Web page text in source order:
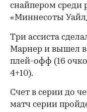
снайпером среди
«Миннесоты
Три ассиста
Марнер и вышел
плей-офф (16
4+10).
Счет в серии до
матч серии